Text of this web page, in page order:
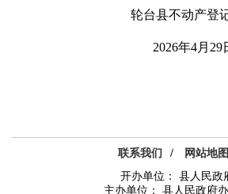
轮台县不动产登
2026年4月 29
联系我们 /
网站地图
开办单位： 县人民政
主办单位： 县人民政府